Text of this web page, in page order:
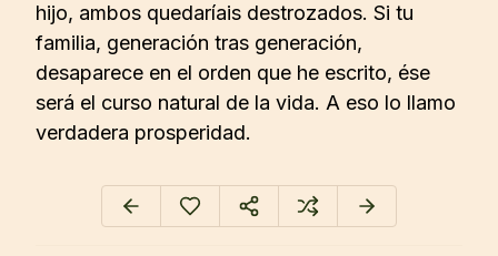
hijo, ambos quedaríais destrozados. Si tu
familia, generación tras generación,
desaparece en el orden que he escrito, ése
será el curso natural de la vida. A eso lo llamo
verdadera prosperidad.